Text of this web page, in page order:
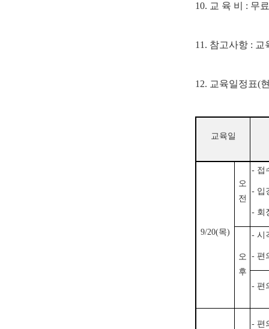
10. 교 육 비 : 무
11. 참고사항 :
12. 교육일정표(
교육일
9/20(목)
오
전
- 접
- 입
- 회
오
후
- 시
- 편
- 편
- 편